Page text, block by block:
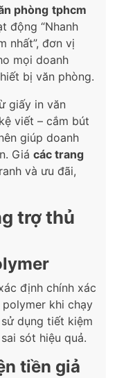
phòng tphcm
động “Nhanh
nhất”, đơn vị
mọi doanh
bị văn phòng.
giấy in văn
viết – cắm bút
giúp doanh
Giá các trang
và ưu đãi,
trợ thủ
định chính xác
khi chạy
dụng tiết kiệm
sót hiệu quả.
tiền giả